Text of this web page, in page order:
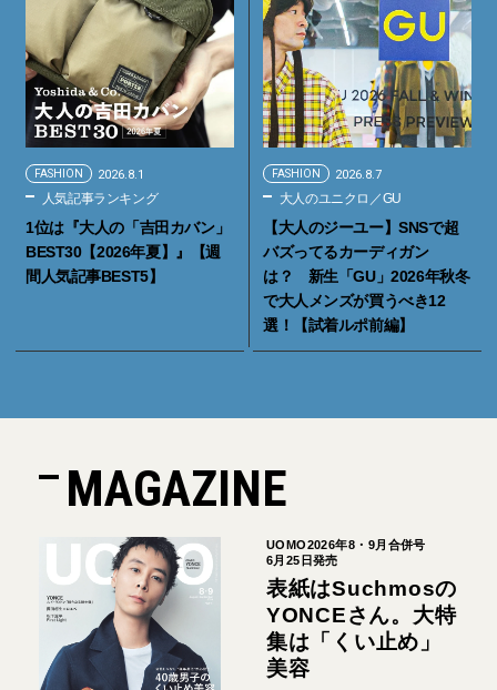
FASHION 2026.8.1
人気記事ランキング
1位は『大人の「吉田カバン」
BEST30【2026年夏】』【週
間人気記事BEST5】
FASHION 2026.8.7
大人のユニクロ／GU
【大人のジーユー】SNSで超
バズってるカーディガン
は？ 新生「GU」2026年秋冬
で大人メンズが買うべき12
選！【試着ルポ前編】
MAGAZINE
UOMO2026年8・9月合併号
6月25日発売
表紙はSuchmosの
YONCEさん。大特
集は「くい止め」
美容